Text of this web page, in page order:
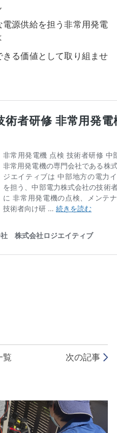
源供給を担う非常用発電
る価値として取り組ませ
覧 次の記事